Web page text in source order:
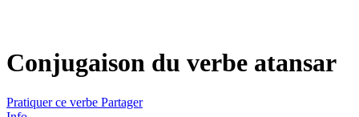
Conjugaison du verbe atansar
Pratiquer ce verbe Partager